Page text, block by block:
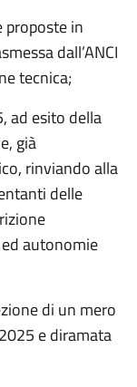
proposte in
dall’ANCI
tecnica;
ad esito della
già
rinviando alla
delle
autonomie
di un mero
e diramata